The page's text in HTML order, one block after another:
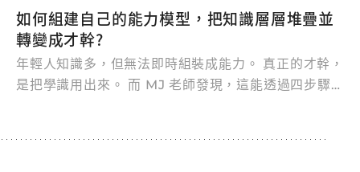
如何組建自己的能力模型，把知識層層堆疊並
轉變成才幹?
年輕人知識多，但無法即時組裝成能力。 真正的才幹，
是把學識用出來。 而 MJ 老師發現，這能透過四步驟